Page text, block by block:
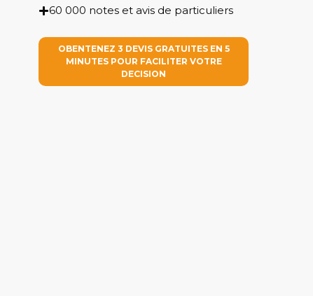
60 000 notes et avis de particuliers
OBENTENEZ 3 DEVIS GRATUITES EN 5
MINUTES POUR FACILITER VOTRE
DECISION